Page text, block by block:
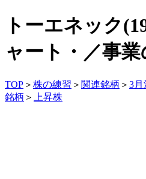
トーエネック
ャート・／事
TOP ＞ 株の練習 ＞ 関連銘柄 ＞ 3月
銘柄 ＞ 上昇株